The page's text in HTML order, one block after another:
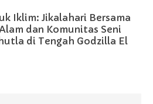
Iklim: Jikalahari Bersama
dan Komunitas Seni
di Tengah Godzilla El